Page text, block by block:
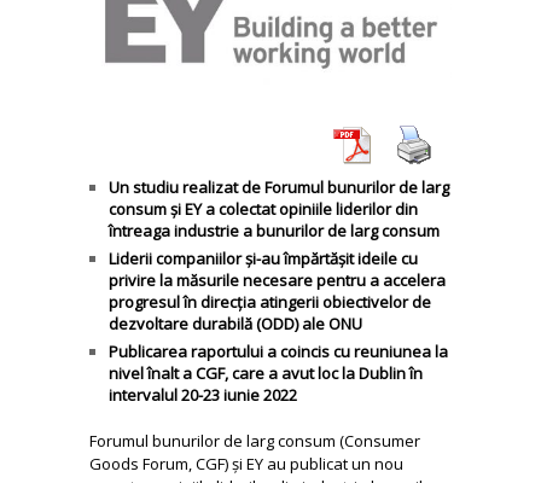
Un studiu realizat de Forumul bunurilor de larg
consum și EY a colectat opiniile liderilor din
întreaga industrie a bunurilor de larg consum
Liderii companiilor și-au împărtășit ideile cu
privire la măsurile necesare pentru a accelera
progresul în direcția atingerii obiectivelor de
dezvoltare durabilă (ODD) ale ONU
Publicarea raportului a coincis cu reuniunea la
nivel înalt a CGF, care a avut loc la Dublin în
intervalul 20-23 iunie 2022
Forumul bunurilor de larg consum (Consumer
Goods Forum, CGF) și EY au publicat un nou